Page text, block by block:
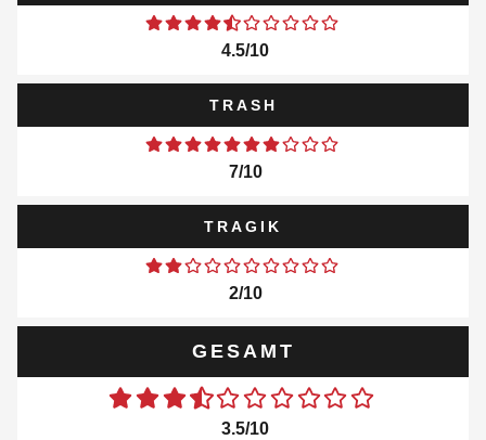
4.5/10
TRASH
7/10
TRAGIK
2/10
GESAMT
3.5/10